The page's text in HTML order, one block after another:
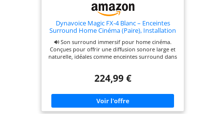
Dynavoice Magic FX-4 Blanc – Enceintes
Surround Home Cinéma (Paire), Installation
Murale ou Plafond, Compatibles avec Dolby
Atmos.
🔊 Son surround immersif pour home cinéma.
Conçues pour offrir une diffusion sonore large et
naturelle, idéales comme enceintes surround dans
configurations 5.1, 7.1 et Dolby Atmos, utilisables
l’installation. 🎯 Angle acoustique de 28,8° pour
une meilleure diffusion. Conception inclinée
permettant de diriger le son vers la zone d’écoute
224,99 €